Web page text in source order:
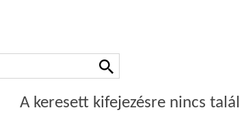
A keresett kifejezésre nincs